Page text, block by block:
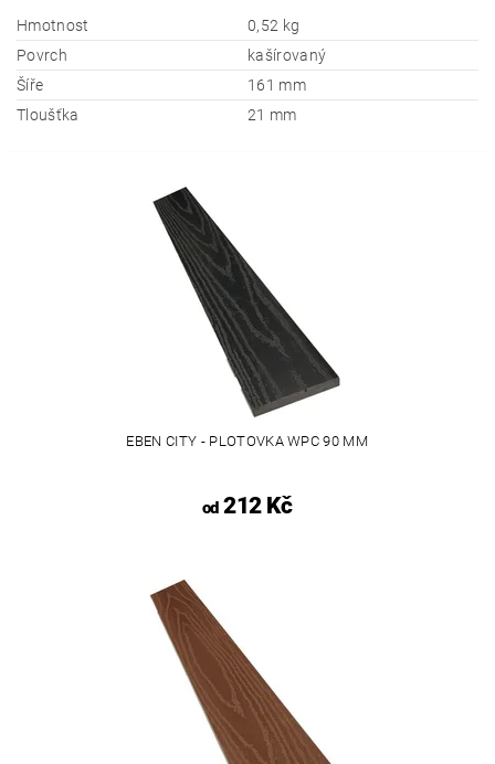
Hmotnost
0,52 kg
Povrch
kašírovaný
Šíře
161 mm
Tloušťka
21 mm
EBEN CITY - PLOTOVKA WPC 90 MM
od212 Kč